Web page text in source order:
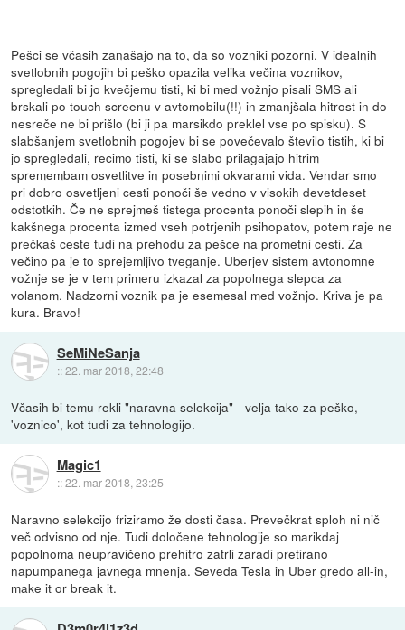
Pešci se včasih zanašajo na to, da so vozniki pozorni. V idealnih
svetlobnih pogojih bi peško opazila velika večina voznikov,
spregledali bi jo kvečjemu tisti, ki bi med vožnjo pisali SMS ali
brskali po touch screenu v avtomobilu(!!) in zmanjšala hitrost in do
nesreče ne bi prišlo (bi ji pa marsikdo preklel vse po spisku). S
slabšanjem svetlobnih pogojev bi se povečevalo število tistih, ki bi
jo spregledali, recimo tisti, ki se slabo prilagajajo hitrim
spremembam osvetlitve in posebnimi okvarami vida. Vendar smo
pri dobro osvetljeni cesti ponoči še vedno v visokih devetdeset
odstotkih. Če ne sprejmeš tistega procenta ponoči slepih in še
kakšnega procenta izmed vseh potrjenih psihopatov, potem raje ne
prečkaš ceste tudi na prehodu za pešce na prometni cesti. Za
večino pa je to sprejemljivo tveganje. Uberjev sistem avtonomne
vožnje se je v tem primeru izkazal za popolnega slepca za
volanom. Nadzorni voznik pa je esemesal med vožnjo. Kriva je pa
kura. Bravo!
SeMiNeSanja
::22. mar 2018, 22:48
Včasih bi temu rekli "naravna selekcija" - velja tako za peško,
'voznico', kot tudi za tehnologijo.
Magic1
::22. mar 2018, 23:25
Naravno selekcijo friziramo že dosti časa. Prevečkrat sploh ni nič
več odvisno od nje. Tudi določene tehnologije so marikdaj
popolnoma neupravičeno prehitro zatrli zaradi pretirano
napumpanega javnega mnenja. Seveda Tesla in Uber gredo all-in,
make it or break it.